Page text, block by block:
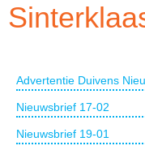
Advertentie Duivens
Nieuwsbrief 17-02
Nieuwsbrief 19-01